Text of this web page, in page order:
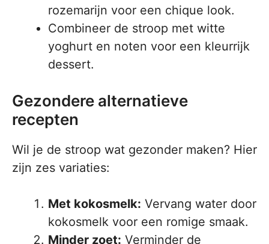
rozemarijn voor een chique look.
Combineer de stroop met witte
yoghurt en noten voor een kleurrijk
dessert.
Gezondere alternatieve
recepten
Wil je de stroop wat gezonder maken? Hier
zijn zes variaties:
Met kokosmelk: Vervang water door
kokosmelk voor een romige smaak.
Minder zoet: Verminder de